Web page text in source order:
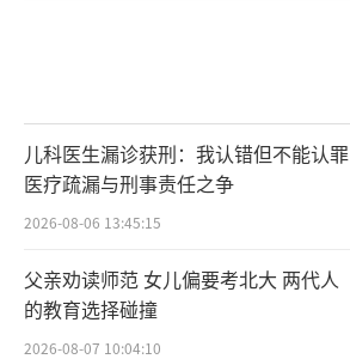
儿科医生漏诊获刑：我认错但不能认罪
医疗疏漏与刑事责任之争
2026-08-06 13:45:15
父亲劝读师范 女儿偏要考北大 两代人
的教育选择碰撞
2026-08-07 10:04:10